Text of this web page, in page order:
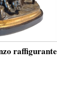
raffigurante